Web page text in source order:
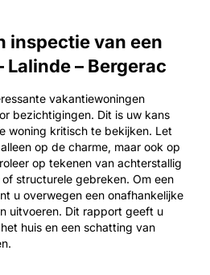
inspectie van een
Lalinde – Bergerac
vakantiewoningen
bezichtigingen. Dit is uw kans
woning kritisch te bekijken. Let
op de charme, maar ook op
op tekenen van achterstallig
structurele gebreken. Om een
u overwegen een onafhankelijke
uitvoeren. Dit rapport geeft u
huis en een schatting van